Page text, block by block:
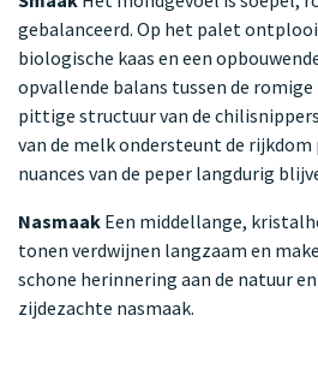
gebalanceerd. Op het palet
biologische kaas en een
opvallende balans tussen de
pittige structuur van de
van de melk ondersteunt de
nuances van de peper langdurig
Nasmaak Een middellange,
tonen verdwijnen langzaam en
schone herinnering aan de natuur
zijdezachte nasmaak.